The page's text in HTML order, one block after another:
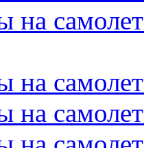
на
на
на